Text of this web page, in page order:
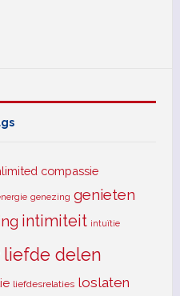
compassie
genezing genieten
intimiteit intuïtie
liefde delen
liefdesrelaties loslaten